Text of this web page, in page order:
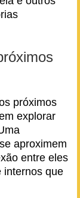
próximos
explorar
aproximem
entre eles
internos que